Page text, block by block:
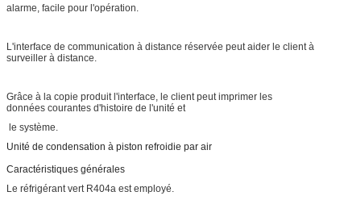
alarme, facile pour l'opération.
L'interface de communication à distance réservée peut aider le client à
surveiller à distance.
Grâce à la copie produit l'interface, le client peut imprimer les
données courantes d'histoire de l'unité et
le système.
Unité de condensation à piston refroidie par air
Caractéristiques générales
Le réfrigérant vert R404a est employé.